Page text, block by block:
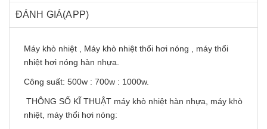
ĐÁNH GIÁ(APP)
Máy khò nhiệt , Máy khò nhiệt thổi hơi nóng , máy thổi
nhiệt hơi nóng hàn nhựa.
Công suất: 500w : 700w : 1000w.
THÔNG SỐ KĨ THUẬT máy khò nhiệt hàn nhựa, máy khò
nhiệt, máy thổi hơi nóng: